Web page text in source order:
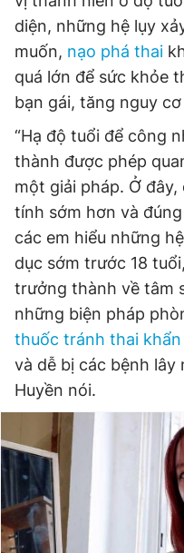
diện, những hệ lụy
muốn, nạo phá thai
quá lớn để sức khỏe
bạn gái, tăng nguy cơ
“Hạ độ tuổi để công
thành được phép
một giải pháp. Ở
tính sớm hơn và
các em hiểu những
dục sớm trước 18
trưởng thành về tâm
những biện pháp
thuốc tránh thai khẩn
và dễ bị các bệnh lây
Huyền nói.